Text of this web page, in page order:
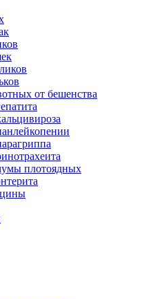
от бешенства
плотоядных